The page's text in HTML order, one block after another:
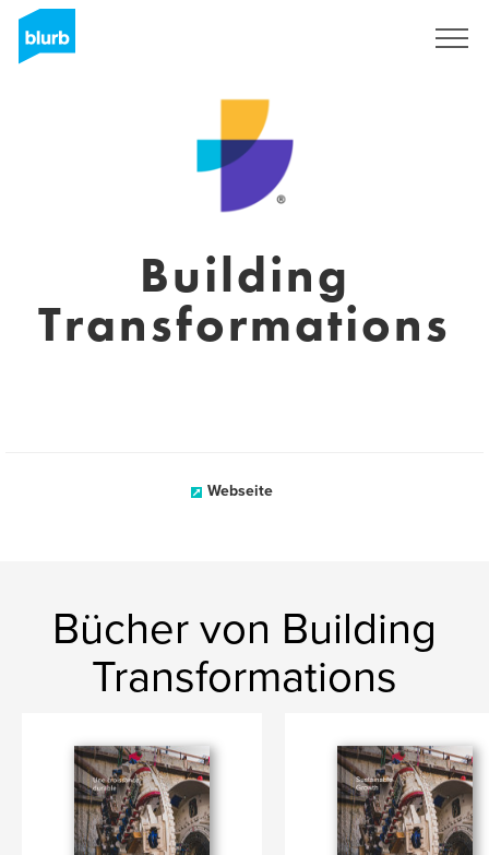
Building
Transformations
Webseite
Bücher von Building
Transformations